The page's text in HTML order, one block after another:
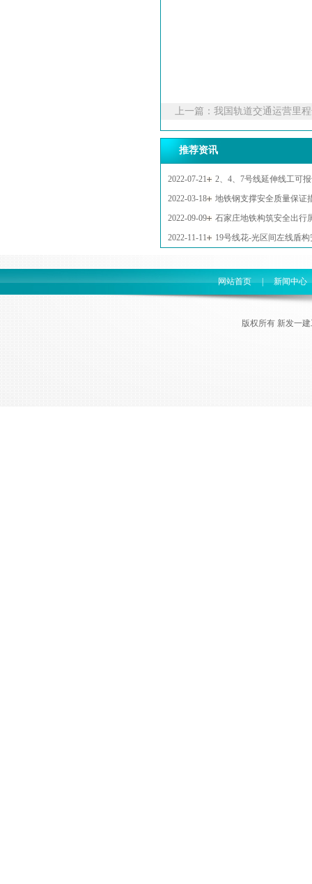
上一篇： 我国轨道交通运营里
推荐资讯
2022-07-21
2、4、7号线延伸线工可
2022-03-18
地铁钢支撑安全质量保证
2022-09-09
石家庄地铁构筑安全出行
2022-11-11
19号线花-光区间左线盾
网站首页 | 新闻中心
版权所有 新发一